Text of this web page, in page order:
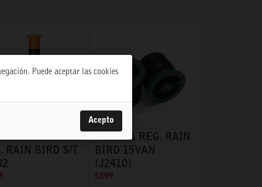
EMERG. 5
RAIN BIRD S/T
TOBERA REG. RAIN
BIRD 15VAN
(J2410)
5399
Puede aceptar las cookies
Acepto